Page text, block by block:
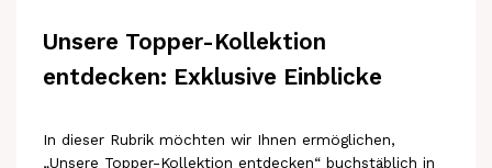
Unsere Topper-Kollektion
entdecken: Exklusive Einblicke
In dieser Rubrik möchten wir Ihnen ermöglichen,
„Unsere Topper-Kollektion entdecken“ buchstäblich in